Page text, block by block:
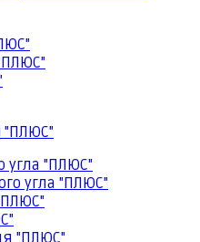
"ПЛЮС"
угла "ПЛЮС"
угла "ПЛЮС"
"ПЛЮС"